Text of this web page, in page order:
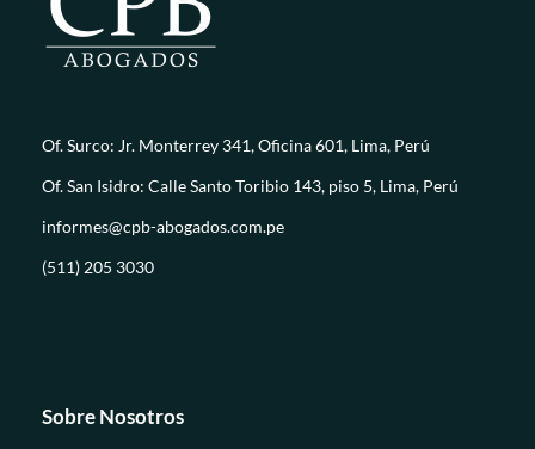
Of. Surco: Jr. Monterrey 341, Oficina 601, Lima, Perú
Of. San Isidro: Calle Santo Toribio 143, piso 5, Lima, Perú
informes@cpb-abogados.com.pe
(511) 205 3030
Sobre Nosotros